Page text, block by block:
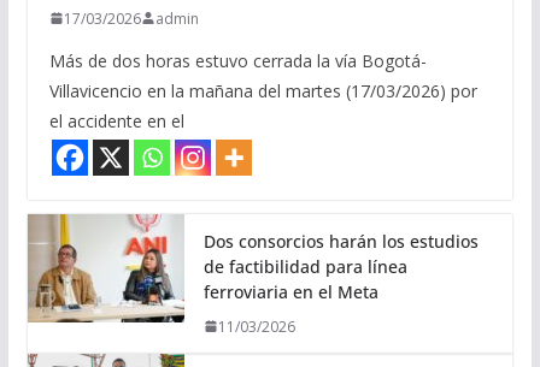
17/03/2026 admin
Más de dos horas estuvo cerrada la vía Bogotá-
Villavicencio en la mañana del martes (17/03/2026) por
el accidente en el
Dos consorcios harán los estudios
de factibilidad para línea
ferroviaria en el Meta
11/03/2026